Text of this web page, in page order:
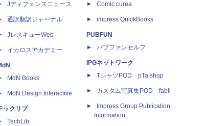
Jディフェンスニュース
通訳翻訳ジャーナル
JレスキューWeb
イカロスアカデミー
MdN Books
MdN Design Interactive
ックリブ
TechLib
Comic curea
impress QuickBooks
PUBFUN
パブファンセルフ
IPGネットワーク
TシャツPOD pTa.shop
カスタム写真集POD fabli
Impress Group Publication
Information